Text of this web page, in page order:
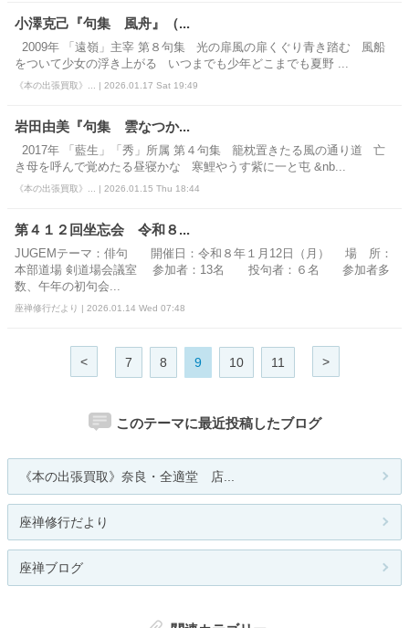
小澤克己『句集 風舟』（...
2009年 「遠嶺」主宰 第８句集 光の扉風の扉くぐり青き踏む 風船
をついて少女の浮き上がる いつまでも少年どこまでも夏野 ...
《本の出張買取》... | 2026.01.17 Sat 19:49
岩田由美『句集 雲なつか...
2017年 「藍生」「秀」所属 第４句集 籠枕置きたる風の通り道 亡
き母を呼んで覚めたる昼寝かな 寒鯉やうす紫に一と屯 &nb...
《本の出張買取》... | 2026.01.15 Thu 18:44
第４１２回坐忘会 令和８...
JUGEMテーマ：俳句 開催日：令和８年１月12日（月） 場 所：
本部道場 剣道場会議室 参加者：13名 投句者：６名 参加者多
数、午年の初句会...
座禅修行だより | 2026.01.14 Wed 07:48
< 7 8 9 10 11 >
このテーマに最近投稿したブログ
《本の出張買取》奈良・全適堂 店...
座禅修行だより
座禅ブログ